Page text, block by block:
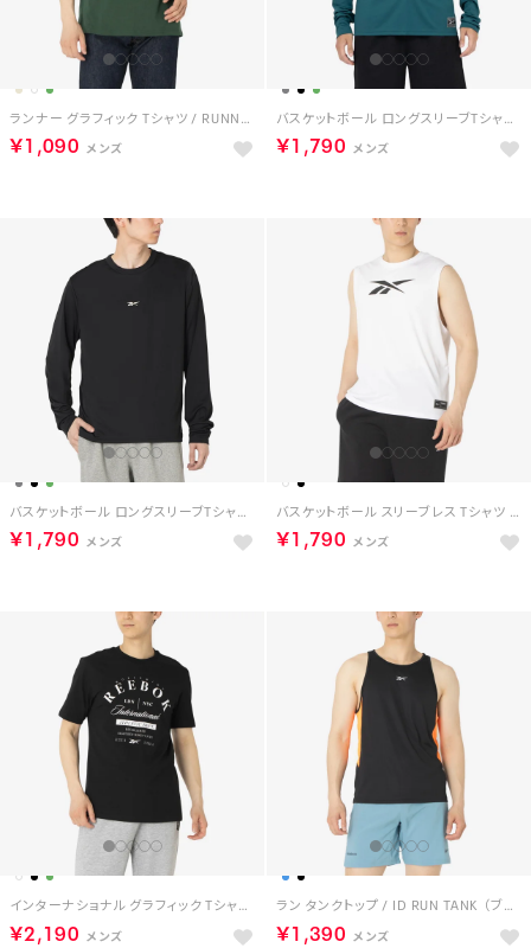
ランナー グラフィック Tシャツ / RUNNER GRAPHIC TEE （グリーン）
￥1,090
バスケットボール ロングスリーブTシャツ / BASKETBALL ESSENTIALS LS SHOOTING SHIRT （グリーン）
￥1,790
バスケットボール ロングスリーブTシャツ / BASKETBALL ESSENTIALS LS SHOOTING SHIRT （ブラック）
￥1,790
バスケットボール スリーブレス Tシャツ / ID BASKETBALL SLEEVELESS T-SHIRT （ホワイト）
￥1,790
インターナショナル グラフィック Tシャツ / INTERNATIONAL GRAPHIC TEE （ブラック）
￥2,190
ラン タンクトップ / ID RUN TANK （ブラック）
￥1,390